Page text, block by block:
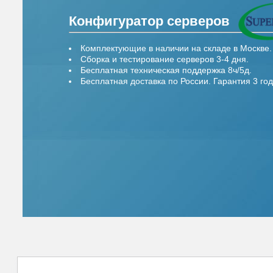
Конфигуратор серверов
Комплектующие в наличии на складе в Москве.
Сборка и тестирование серверов 3-4 дня.
Бесплатная техническая поддержка 8ч/5д.
Бесплатная доставка по России. Гарантия 3